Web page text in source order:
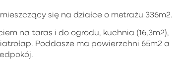
się na działce o metrażu 336m2.
na taras i do ogrodu, kuchnia (16,3m2),
Poddasze ma powierzchni 65m2 a